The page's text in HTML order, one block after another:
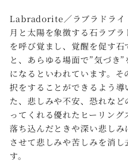
Labradorite／ラブラドライ
月と太陽を象徴する石ラブ
を呼び覚まし、覚醒を促す
と、あらゆる場面で”気づき
になるといわれています。
択をすることができるよう
た、悲しみや不安、恐れな
ってくれる優れたヒーリング
落ち込んだときや深い悲し
させて悲しみや苦しみを消
す。